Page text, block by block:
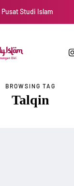
Pusat Studi Islam
BROWSING TAG
Talqin